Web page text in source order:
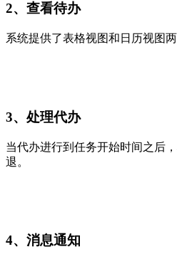
2、查看待办
系统提供了表格视图和日历视图
3、处理代办
当代办进行到任务开始时间之后
退。
4、消息通知